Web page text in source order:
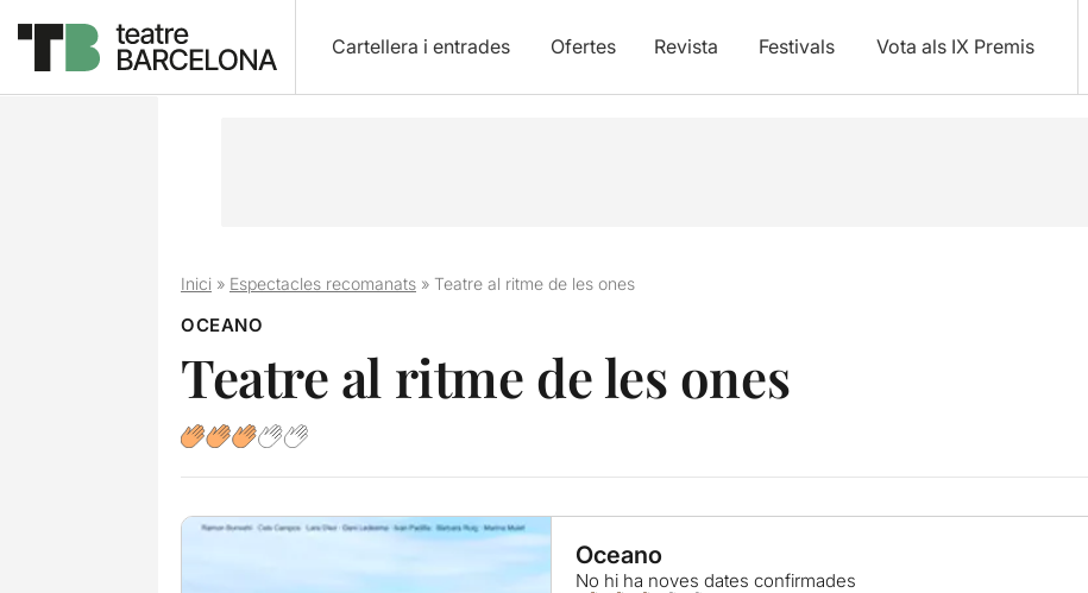
Cartellera i entrades Ofertes Revista Festivals Vota als IX Premis
Inici» Espectacles recomanats» Teatre al ritme de les ones
OCEANO
Teatre al ritme de les ones
Oceano
No hi ha noves dates confirmades